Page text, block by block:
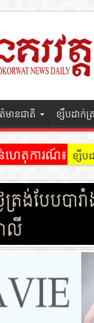
មានជាតិ ខ្សឹបដាក់
ហេតុការណ៍៖ ខ្សឹប